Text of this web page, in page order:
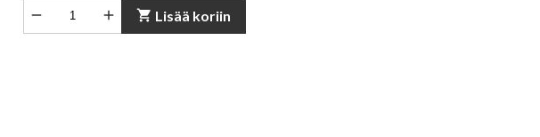
  shopping_cart Lisää koriin